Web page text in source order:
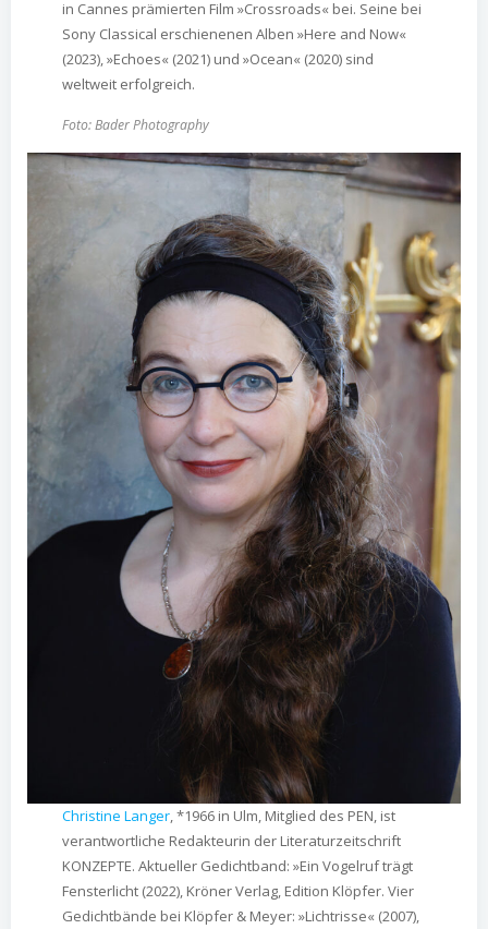
in Cannes prämierten Film »Crossroads« bei. Seine bei
Sony Classical erschienenen Alben »Here and Now«
(2023), »Echoes« (2021) und »Ocean« (2020) sind
weltweit erfolgreich.
Foto: Bader Photography
Christine Langer, *1966 in Ulm, Mitglied des PEN, ist
verantwortliche Redakteurin der Literaturzeitschrift
KONZEPTE. Aktueller Gedichtband: »Ein Vogelruf trägt
Fensterlicht (2022), Kröner Verlag, Edition Klöpfer. Vier
Gedichtbände bei Klöpfer & Meyer: »Lichtrisse« (2007),